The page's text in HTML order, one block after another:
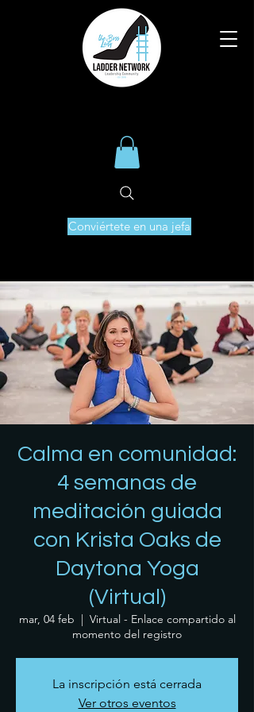
Conviértete en una jefa
Calma en comunidad:
4 semanas de
meditación guiada
con Krista Oaks de
Daytona Yoga
(Virtual)
mar, 04 feb
  |
Virtual - Enlace compartido al
momento del registro
La inscripción está cerrada
Ver otros eventos